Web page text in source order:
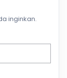
inginkan.